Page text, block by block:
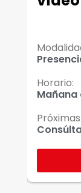
Horario: